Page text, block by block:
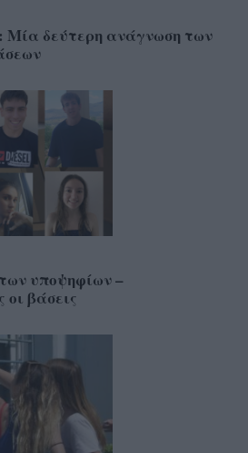
Μία δεύτερη ανάγνωση των
υποψηφίων –
βάσεις